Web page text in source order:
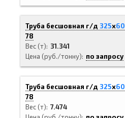
Труба бесшовная г/д 325х60
78
Вес (т)
31.341
Цена (руб./тонну)
по запросу
Труба бесшовная г/д 325х60
78
Вес (т) 7.474